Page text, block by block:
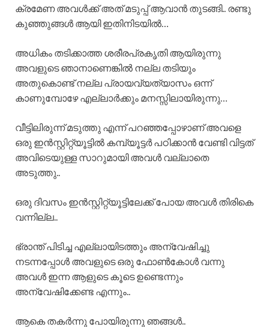
ക്രമേണ അവൾക്ക് അത് മടുപ്പ് ആവാൻ തുടങ്ങി.. രണ്ടു
കുഞ്ഞുങ്ങൾ ആയി ഇതിനിടയിൽ…
അധികം തടിക്കാത്ത ശരീരപ്രകൃതി ആയിരുന്നു
അവളുടെ ഞാനാണെങ്കിൽ നല്ല തടിയും
അതുകൊണ്ട് നല്ല പ്രായവ്യത്യാസം ഒന്ന്
കാണുമ്പോഴേ എല്ലാർക്കും മനസ്സിലായിരുന്നു…
വീട്ടിലിരുന്ന് മടുത്തു എന്ന് പറഞ്ഞപ്പോഴാണ് അവളെ
ഒരു ഇൻസ്റ്റിറ്റ്യൂട്ടിൽ കമ്പ്യൂട്ടർ പഠിക്കാൻ വേണ്ടി വിട്ടത്
അവിടെയുള്ള സാറുമായി അവൾ വല്ലാതെ
അടുത്തു..
ഒരു ദിവസം ഇൻസ്റ്റിറ്റ്യൂട്ടിലേക്ക് പോയ അവൾ തിരികെ
വന്നില്ല..
ഭ്രാന്ത് പിടിച്ച എല്ലായിടത്തും അന്വേഷിച്ചു
നടന്നപ്പോൾ അവളുടെ ഒരു ഫോൺകോൾ വന്നു
അവൾ ഇന്ന ആളുടെ കൂടെ ഉണ്ടെന്നും
അന്വേഷിക്കേണ്ട എന്നും..
ആകെ തകർന്നു പോയിരുന്നു ഞങ്ങൾ..